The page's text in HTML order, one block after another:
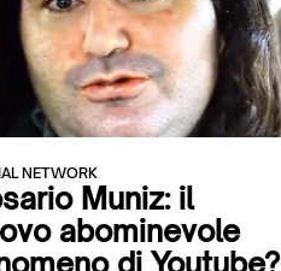
NETWORK
Muniz: il
abominevole